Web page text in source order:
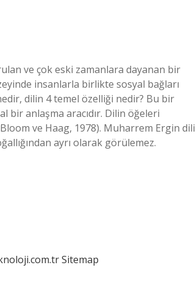
ve çok eski zamanlara dayanan bir
insanlarla birlikte sosyal bağları
dilin 4 temel özelliği nedir? Bu bir
bir anlaşma aracıdır. Dilin öğeleri
ve Haag, 1978). Muharrem Ergin dili
ayrı olarak görülemez.
Sitemap